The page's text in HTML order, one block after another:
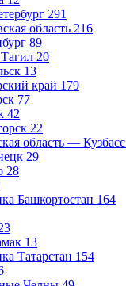
291
область 216
89
20
13
край 179
77
42
22
область — Кузбасс
29
28
Башкортостан 164
13
Татарстан 154